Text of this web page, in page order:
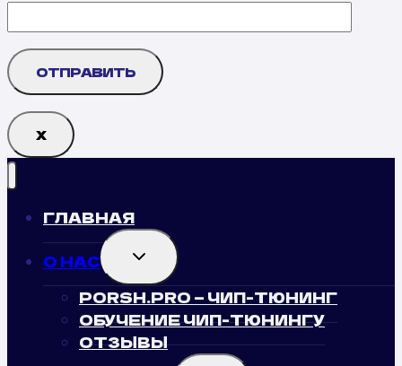
Х
ГЛАВНАЯ
О НАС TOGGLE
CHILD
MENU
PORSH.PRO — ЧИП-ТЮНИНГ
ОБУЧЕНИЕ ЧИП-ТЮНИНГУ
ОТЗЫВЫ